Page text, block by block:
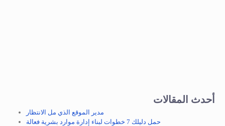
أحدث المقالات
مدير الموقع الذي مل الانتظار
حمل دليلك 7 خطوات لبناء إدارة موارد بشرية فعالة